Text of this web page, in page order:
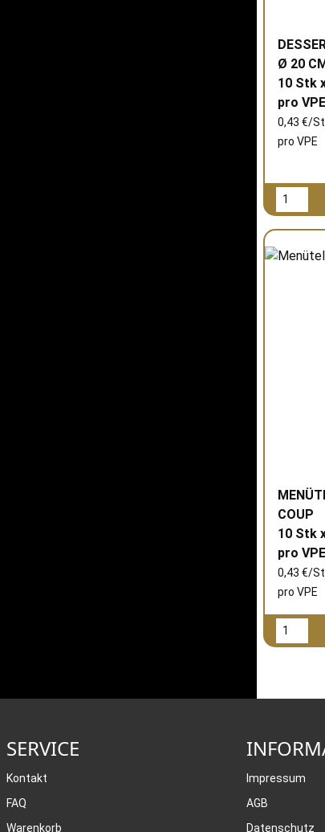
Ø 20
10 Stk
pro VPE
0,43 €/
pro VPE
COUP
10 Stk
pro VPE
0,43 €/
pro VPE
SERVICE
Kontakt
FAQ
Warenkorb
Impressum
AGB
Datenschutz